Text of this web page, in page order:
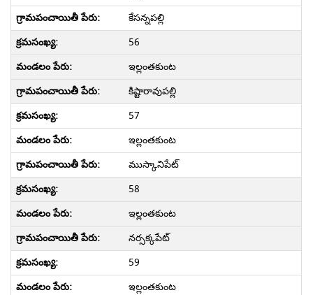
కేసన్నపల్లి
56
ఇల్లంతకుంట
కిష్టారావుపల్లి
57
ఇల్లంతకుంట
ముస్కానిపేట్
58
ఇల్లంతకుంట
నర్సక్కపేట్
59
ఇల్లంతకుంట